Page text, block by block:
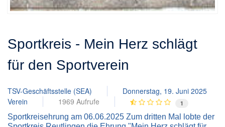
Sportkreis - Mein Herz schlägt
für den Sportverein
TSV-Geschäftsstelle (SEA)
Donnerstag, 19. Juni 2025
Verein
1969 Aufrufe 1
Sportkreisehrung am 06.06.2025 Zum dritten Mal lobte der